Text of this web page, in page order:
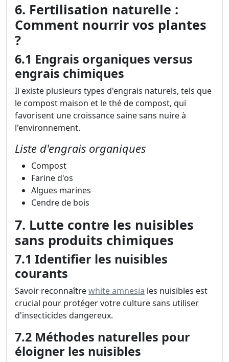
6. Fertilisation naturelle :
Comment nourrir vos plantes
?
6.1 Engrais organiques versus
engrais chimiques
Il existe plusieurs types d'engrais naturels, tels que
le compost maison et le thé de compost, qui
favorisent une croissance saine sans nuire à
l'environnement.
Liste d'engrais organiques
Compost
Farine d'os
Algues marines
Cendre de bois
7. Lutte contre les nuisibles
sans produits chimiques
7.1 Identifier les nuisibles
courants
Savoir reconnaîtrewhite amnesia les nuisibles est
crucial pour protéger votre culture sans utiliser
d'insecticides dangereux.
7.2 Méthodes naturelles pour
éloigner les nuisibles